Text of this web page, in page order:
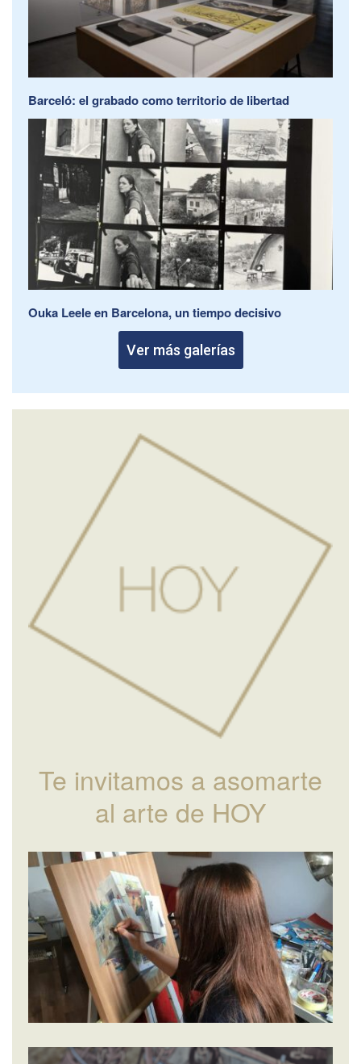
Barceló: el grabado como territorio de libertad
Ouka Leele en Barcelona, un tiempo decisivo
Ver más galerías
Te invitamos a asomarte
al arte de HOY